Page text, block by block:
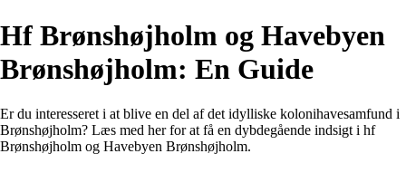
Hf Brønshøjholm og Havebyen
Brønshøjholm: En Guide
Er du interesseret i at blive en del af det idylliske kolonihavesamfund i
Brønshøjholm? Læs med her for at få en dybdegående indsigt i hf
Brønshøjholm og Havebyen Brønshøjholm.